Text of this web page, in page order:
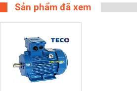
Sản phẩm đã xem